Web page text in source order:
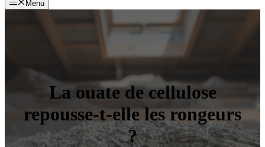
Menu
La ouate de cellulose
repousse-t-elle les rongeurs
?